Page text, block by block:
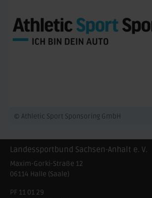
© Athletic Sport Sponsoring GmbH
Landessportbund Sachsen-Anhalt e. V.
Maxim-Gorki-Straße 12
06114 Halle (Saale)
PF 11 01 29